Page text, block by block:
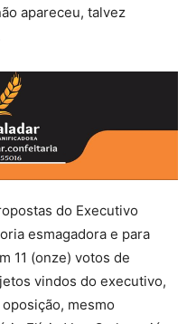
apareceu, talvez
do Executivo
esmagadora e para
11 (onze) votos de
vindos do executivo,
mesmo